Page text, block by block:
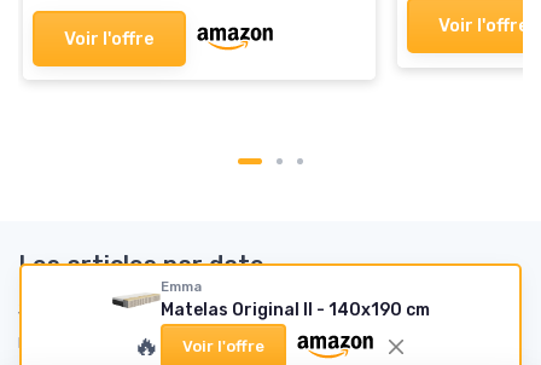
Voir l'offre
Voir l'offre
Emma
Matelas Original II - 140x190 cm
🔥 Voir l'offre
Les articles par date
Janvier 2024
Février 2024
Mars 2024
Mai 2024